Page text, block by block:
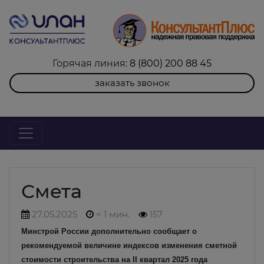
Горячая линия: 8 (800) 200 88 45
заказать звонок
Смета
27.05.2025 < 1 мин. 157
Минстрой России дополнительно сообщает о
рекомендуемой величине индексов изменения сметной
стоимости строительства на II квартал 2025 года